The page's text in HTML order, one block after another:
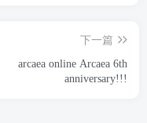
下一篇
arcaea online Arcaea 6th
anniversary!!!